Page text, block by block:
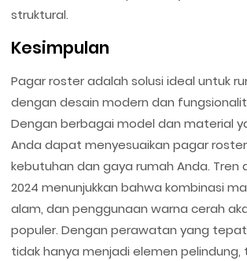
struktural.
Kesimpulan
Pagar roster adalah solusi ideal untuk
dengan desain modern dan
Dengan berbagai model dan material
Anda dapat menyesuaikan pagar
kebutuhan dan gaya rumah Anda. Tren
2024 menunjukkan bahwa kombinasi
alam, dan penggunaan warna cerah
populer. Dengan perawatan yang
tidak hanya menjadi elemen